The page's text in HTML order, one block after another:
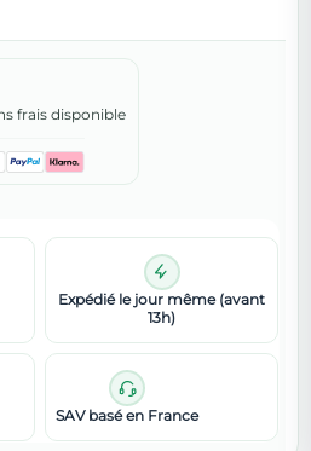
frais disponible
Expédié le jour même (avant
13h)
SAV basé en France